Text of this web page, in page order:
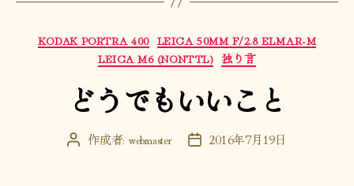
カ
テ
ゴ
リ
ー
KODAK PORTRA 400 LEICA 50MM F/2.8 ELMAR-M
LEICA M6 (NONTTL) 独り言
どうでもいいこと
投 作成者: webmaster
投 2016年7月19日